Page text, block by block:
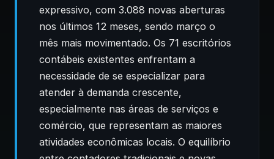
expressivo, com 3.088 novas aberturas
nos últimos 12 meses, sendo março o
mês mais movimentado. Os 71 escritórios
contábeis existentes enfrentam a
necessidade de se especializar para
atender à demanda crescente,
especialmente nas áreas de serviços e
comércio, que representam as maiores
atividades econômicas locais. O equilíbrio